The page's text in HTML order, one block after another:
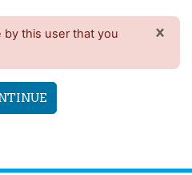
by this user that you
×